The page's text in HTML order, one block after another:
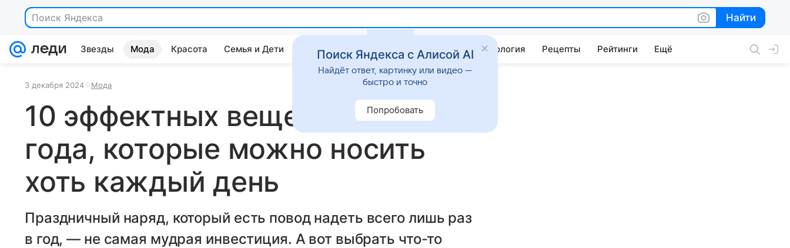
Поиск Яндекса Найти
Найти
Звезды Мода Красота Семья и Дети Дом Гороскопы Стиль жизни Психология Рецепты Рейтинги Ещё
3 декабря 2024 Мода
10 эффектных вещей для Нового
года, которые можно носить
хоть каждый день
Праздничный наряд, который есть повод надеть всего лишь раз
в год, — не самая мудрая инвестиция. А вот выбрать что-то
Поиск Яндекса с Алисой AI
Найдёт ответ, картинку или видео —
быстро и точно
Попробовать